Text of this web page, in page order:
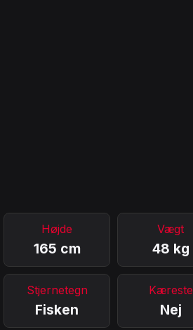
Højde
165 cm
Vægt
48 kg
Stjernetegn
Fisken
Kæreste
Nej